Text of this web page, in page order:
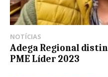
NOTÍCIAS
Adega Regional
PME Líder 2023